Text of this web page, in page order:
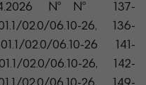
№№ 137-
02.0/06.10-26, 136-
02.0/06.10-26 141-
02.0/06.10-26, 142-